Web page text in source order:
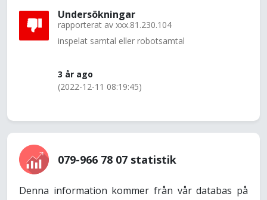
Undersökningar
rapporterat av xxx.81.230.104
inspelat samtal eller robotsamtal
3 år ago
(2022-12-11 08:19:45)
079-966 78 07 statistik
Denna information kommer från vår databas på